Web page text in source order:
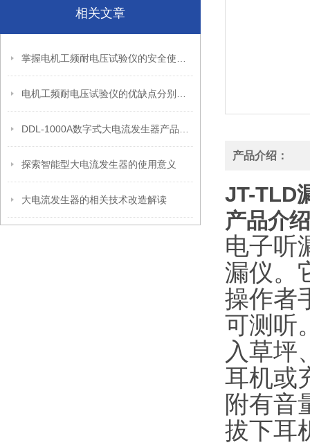
相关文章
探索智能型大电流发生器的使用意义
大电流发生器的相关技术改造解读
产品介绍：
JT-TLD
产品介
电子听
漏仪。
操作者
可测听
入草坪
耳机或
附有音
拔下耳